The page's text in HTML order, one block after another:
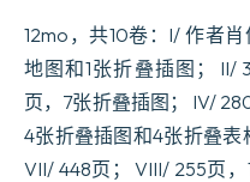
12mo，共10卷：I/ 作者肖
地图和1张折叠插图； II/
页，7张折叠插图； IV/
4张折叠插图和4张折叠表
VII/ 448页； VIII/ 255页